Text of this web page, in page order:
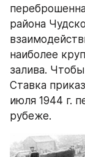
района
наиболее
залива.
Ставка
июля 1944 г.
рубеже.